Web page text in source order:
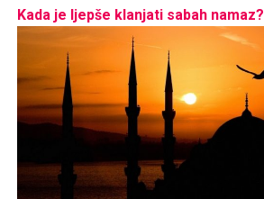
Kada je ljepše klanjati sabah namaz?